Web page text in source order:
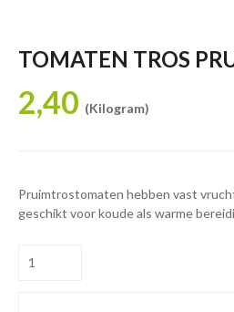
TOMATEN TROS
2,40 (Kilogram)
Pruimtrostomaten hebben vast
geschikt voor koude als warme